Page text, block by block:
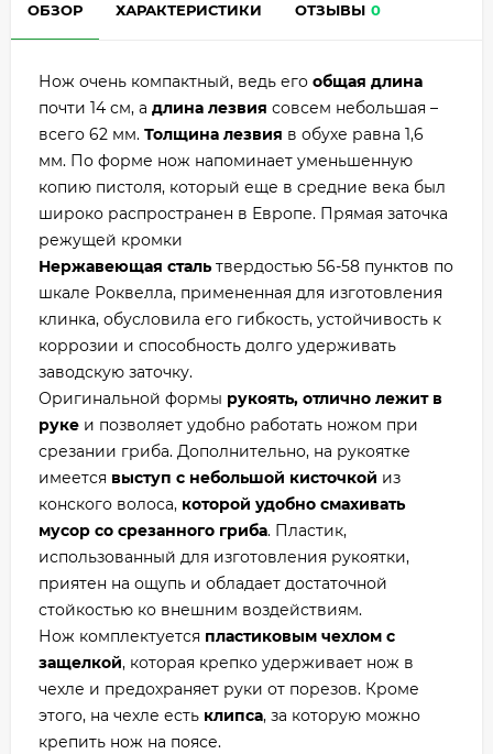
ОБЗОР ХАРАКТЕРИСТИКИ ОТЗЫВЫ 0
Нож очень компактный, ведь его общая длина
почти 14 см, а длина лезвия совсем небольшая –
всего 62 мм. Толщина лезвия в обухе равна 1,6
мм. По форме нож напоминает уменьшенную
копию пистоля, который еще в средние века был
широко распространен в Европе. Прямая заточка
режущей кромки
Нержавеющая сталь твердостью 56-58 пунктов по
шкале Роквелла, примененная для изготовления
клинка, обусловила его гибкость, устойчивость к
коррозии и способность долго удерживать
заводскую заточку.
Оригинальной формы рукоять, отлично лежит в
руке и позволяет удобно работать ножом при
срезании гриба. Дополнительно, на рукоятке
имеется выступ с небольшой кисточкой из
конского волоса, которой удобно смахивать
мусор со срезанного гриба. Пластик,
использованный для изготовления рукоятки,
приятен на ощупь и обладает достаточной
стойкостью ко внешним воздействиям.
Нож комплектуется пластиковым чехлом с
защелкой, которая крепко удерживает нож в
чехле и предохраняет руки от порезов. Кроме
этого, на чехле есть клипса, за которую можно
крепить нож на поясе.